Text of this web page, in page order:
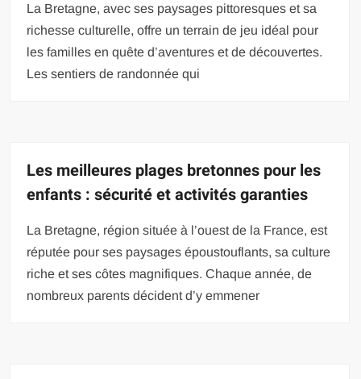
La Bretagne, avec ses paysages pittoresques et sa
richesse culturelle, offre un terrain de jeu idéal pour
les familles en quête d’aventures et de découvertes.
Les sentiers de randonnée qui
Les meilleures plages bretonnes pour les
enfants : sécurité et activités garanties
La Bretagne, région située à l’ouest de la France, est
réputée pour ses paysages époustouflants, sa culture
riche et ses côtes magnifiques. Chaque année, de
nombreux parents décident d’y emmener